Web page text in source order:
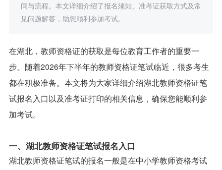
间与流程。本文详细介绍了报名须知、准考证获取方式及常
见问题解答，助您顺利参加考试。
在湖北，教师资格证的获取是每位教育工作者的重要一
步。随着2026年下半年的教师资格证笔试临近，很多考生
都在积极准备。本文将为大家详细介绍湖北教师资格证笔
试报名入口以及准考证打印的相关信息，确保您能顺利参
加考试。
一、湖北教师资格证笔试报名入口
湖北教师资格证笔试的报名一般是在中小学教师资格考试